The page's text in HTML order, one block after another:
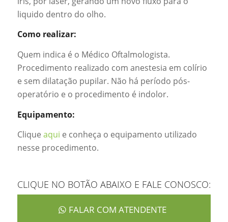
liquido dentro do olho.
Como realizar:
Quem indica é o Médico Oftalmologista.
Procedimento realizado com anestesia em colírio
e sem dilatação pupilar. Não há período pós-
operatório e o procedimento é indolor.
Equipamento:
Clique aqui e conheça o equipamento utilizado
nesse procedimento.
CLIQUE NO BOTÃO ABAIXO E FALE CONOSCO:
FALAR COM ATENDENTE